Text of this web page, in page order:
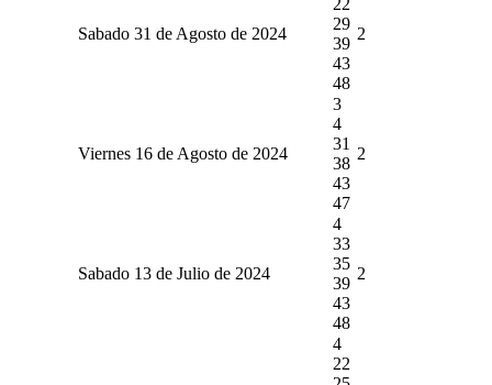
Sabado 31 de Agosto de 2024
29
39
43
48
2
Viernes 16 de Agosto de 2024
3
4
31
38
43
47
2
Sabado 13 de Julio de 2024
4
33
35
39
43
48
2
4
22